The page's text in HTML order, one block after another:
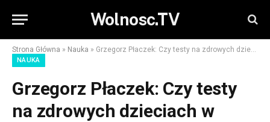
Wolnosc.TV
Strona Główna » Nauka » Grzegorz Płaczek: Czy testy na zdrowych dzieciach w Polsce są legalne? [WIDEO]
NAUKA
Grzegorz Płaczek: Czy testy
na zdrowych dzieciach w